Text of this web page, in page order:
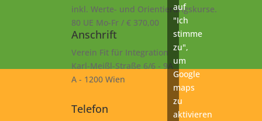
inkl. Werte- und Orientierungskurse.
80 UE Mo-Fr / € 370,00
Anschrift
Verein Fit für Integration
Karl-Meißl-Straße 6/6 - 9A
A - 1200 Wien
Telefon
auf
"Ich
stimme
zu",
um
Google
maps
zu
aktivieren